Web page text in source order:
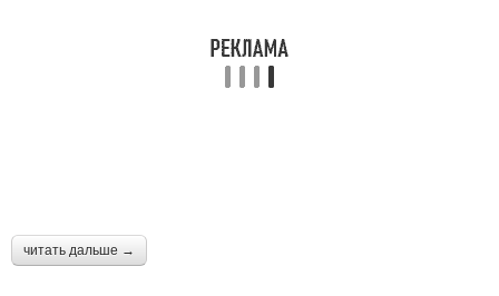
читать дальше →